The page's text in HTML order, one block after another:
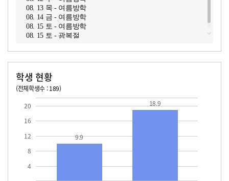
08. 13 목 - 여름방학
08. 14 금 - 여름방학
08. 15 토 - 여름방학
08. 15 토 - 광복절
학생 현황
(전체학생수 : 189)
4
8
12
16
20
9.9
18.9